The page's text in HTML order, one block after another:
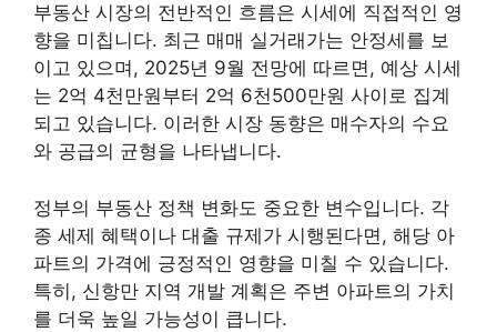
부동산 시장의 전반적인 흐름은 시세에 직접적인 영
향을 미칩니다. 최근 매매 실거래가는 안정세를 보
이고 있으며, 2025년 9월 전망에 따르면, 예상 시세
는 2억 4천만원부터 2억 6천500만원 사이로 집계
되고 있습니다. 이러한 시장 동향은 매수자의 수요
와 공급의 균형을 나타냅니다.
정부의 부동산 정책 변화도 중요한 변수입니다. 각
종 세제 혜택이나 대출 규제가 시행된다면, 해당 아
파트의 가격에 긍정적인 영향을 미칠 수 있습니다.
특히, 신항만 지역 개발 계획은 주변 아파트의 가치
를 더욱 높일 가능성이 큽니다.